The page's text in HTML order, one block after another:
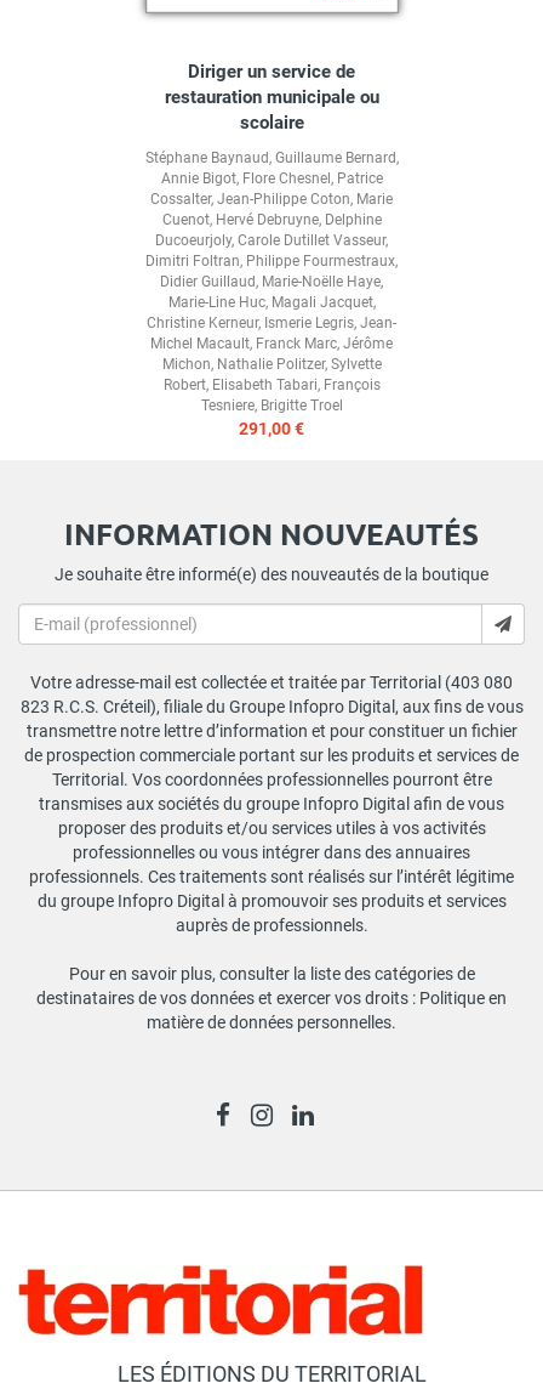
Diriger un service de
restauration municipale ou
scolaire
Stéphane Baynaud, Guillaume Bernard,
Annie Bigot, Flore Chesnel, Patrice
Cossalter, Jean-Philippe Coton, Marie
Cuenot, Hervé Debruyne, Delphine
Ducoeurjoly, Carole Dutillet Vasseur,
Dimitri Foltran, Philippe Fourmestraux,
Didier Guillaud, Marie-Noëlle Haye,
Marie-Line Huc, Magali Jacquet,
Christine Kerneur, Ismerie Legris, Jean-
Michel Macault, Franck Marc, Jérôme
Michon, Nathalie Politzer, Sylvette
Robert, Elisabeth Tabari, François
Tesniere, Brigitte Troel
291,00 €
INFORMATION NOUVEAUTÉS
Je souhaite être informé(e) des nouveautés de la boutique
Votre adresse-mail est collectée et traitée par Territorial (403 080
823 R.C.S. Créteil), filiale du Groupe Infopro Digital, aux fins de vous
transmettre notre lettre d’information et pour constituer un fichier
de prospection commerciale portant sur les produits et services de
Territorial. Vos coordonnées professionnelles pourront être
transmises aux sociétés du groupe Infopro Digital afin de vous
proposer des produits et/ou services utiles à vos activités
professionnelles ou vous intégrer dans des annuaires
professionnels. Ces traitements sont réalisés sur l’intérêt légitime
du groupe Infopro Digital à promouvoir ses produits et services
auprès de professionnels.
Pour en savoir plus, consulter la liste des catégories de
destinataires de vos données et exercer vos droits : Politique en
matière de données personnelles.
LES ÉDITIONS DU TERRITORIAL